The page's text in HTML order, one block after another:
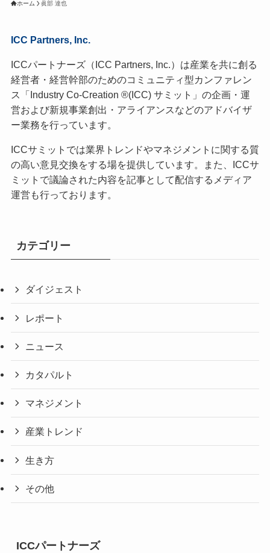
ホーム 眞部 達也
ICC Partners, Inc.
ICCパートナーズ（ICC Partners, Inc.）は産業を共に創る
経営者・経営幹部のためのコミュニティ型カンファレン
ス「Industry Co-Creation ®(ICC) サミット」の企画・運
営および新規事業創出・アライアンスなどのアドバイザ
ー業務を行っています。
ICCサミットでは業界トレンドやマネジメントに関する質
の高い意見交換をする場を提供しています。また、ICCサ
ミットで議論された内容を記事として配信するメディア
運営も行っております。
カテゴリー
ダイジェスト
レポート
ニュース
カタパルト
マネジメント
産業トレンド
生き方
その他
ICCパートナーズ